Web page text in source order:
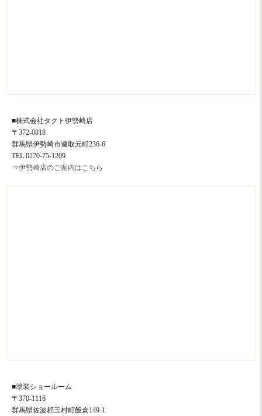
■株式会社タクト伊勢崎店
〒372-0818
群馬県伊勢崎市連取元町236-6
TEL.0270-75-1209
⇒伊勢崎店のご案内はこちら
■塗装ショールーム
〒370-1116
群馬県佐波郡玉村町飯倉149-1